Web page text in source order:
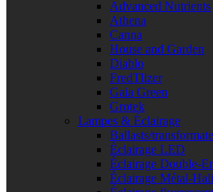
Advanced Nutrients
Athena
Canna
House and Garden
Diablo
FredTlizer
Gaia Green
Grotek
Lampes & Éclairage
Ballasts/
Éclairage LED
Éclairage Double-
Éclairage Métal-